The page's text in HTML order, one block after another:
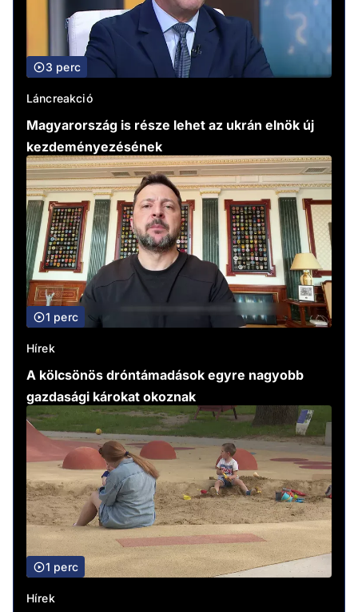
3 perc
Láncreakció
Magyarország is része lehet az ukrán elnök új
kezdeményezésének
1 perc
Hírek
A kölcsönös dróntámadások egyre nagyobb
gazdasági károkat okoznak
1 perc
Hírek